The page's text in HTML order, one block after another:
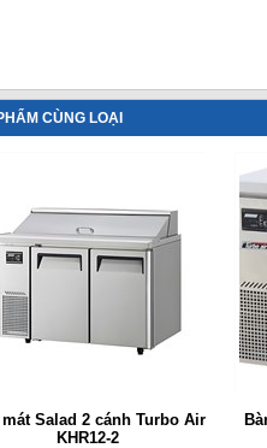
CÙNG LOẠI
mát Salad 2 cánh Turbo Air
KHR12-2